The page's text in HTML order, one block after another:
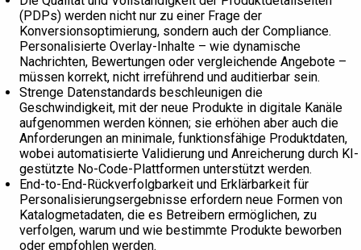
(PDPs) werden nicht nur zu einer Frage der
Konversionsoptimierung, sondern auch der Compliance.
Personalisierte Overlay-Inhalte – wie dynamische
Nachrichten, Bewertungen oder vergleichende Angebote –
müssen korrekt, nicht irreführend und auditierbar sein.
Strenge Datenstandards beschleunigen die
Geschwindigkeit, mit der neue Produkte in digitale Kanäle
aufgenommen werden können; sie erhöhen aber auch die
Anforderungen an minimale, funktionsfähige Produktdaten,
wobei automatisierte Validierung und Anreicherung durch KI-
gestützte No-Code-Plattformen unterstützt werden.
End-to-End-Rückverfolgbarkeit und Erklärbarkeit für
Personalisierungsergebnisse erfordern neue Formen von
Katalogmetadaten, die es Betreibern ermöglichen, zu
verfolgen, warum und wie bestimmte Produkte beworben
oder empfohlen werden.